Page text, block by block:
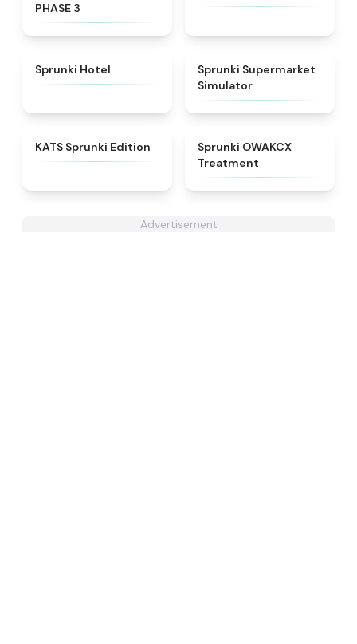
PHASE 3
Sprunki Hotel ★ 4.8
Sprunki Supermarket
Simulator
★
KATS Sprunki Edition
Sprunki OWAKCX
Treatment
Advertisement